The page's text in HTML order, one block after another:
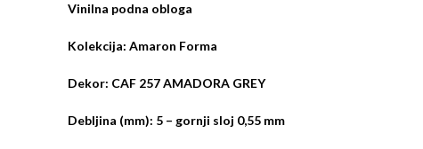
Vinilna podna obloga
Kolekcija: Amaron Forma
Dekor: CAF 257 AMADORA GREY
Debljina (mm): 5 – gornji sloj 0,55 mm